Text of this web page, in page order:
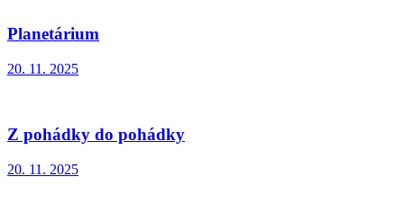
Planetárium
20. 11. 2025
Z pohádky do pohádky
20. 11. 2025